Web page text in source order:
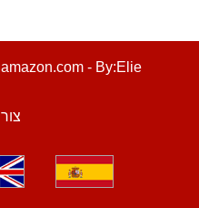
- By:Elie